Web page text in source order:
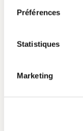
Préférences
Statistiques
Marketing
réflexes
votre équilibre
Oui, je